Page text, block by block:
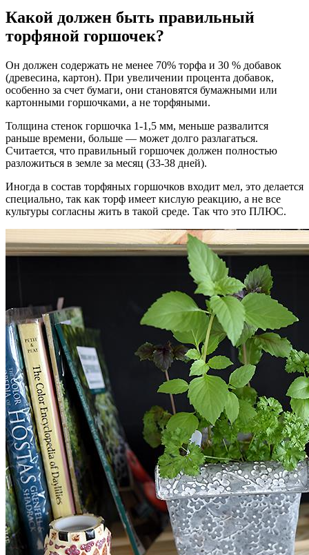
Какой должен быть правильный
торфяной горшочек?
Он должен содержать не менее 70% торфа и 30 % добавок
(древесина, картон). При увеличении процента добавок,
особенно за счет бумаги, они становятся бумажными или
картонными горшочками, а не торфяными.
Толщина стенок горшочка 1-1,5 мм, меньше развалится
раньше времени, больше — может долго разлагаться.
Считается, что правильный горшочек должен полностью
разложиться в земле за месяц (33-38 дней).
Иногда в состав торфяных горшочков входит мел, это делается
специально, так как торф имеет кислую реакцию, а не все
культуры согласны жить в такой среде. Так что это ПЛЮС.